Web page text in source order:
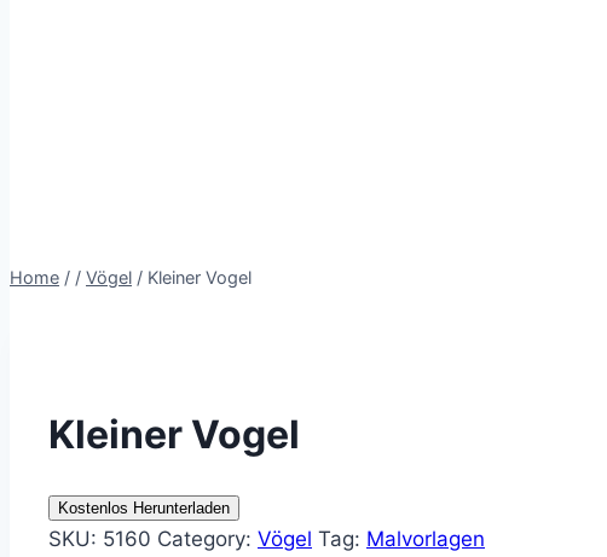
Home / / Vögel / Kleiner Vogel
Kleiner Vogel
Kostenlos Herunterladen
SKU: 5160 Category: Vögel Tag: Malvorlagen